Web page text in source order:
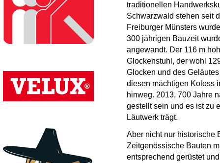
traditionellen
Schwarzwald stehen seit
Freiburger Münsters
300 jährigen Bauzeit
angewandt. Der 116 m
Glockenstuhl, der wohl
Glocken und des
diesen mächtigen Koloss
hinweg. 2013, 700 Jahre
gestellt sein und es ist zu
Läutwerk trägt.
Aber nicht nur historische
Zeitgenössische Bauten
entsprechend gerüstet